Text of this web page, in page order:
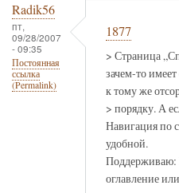
Radik56
пт,
09/28/2007
- 09:35
Постоянная
ссылка
(Permalink)
1877
> Страница
зачем-то
к тому же
> порядку. А
Навигация по
удобной.
Поддерживаю:
оглавление